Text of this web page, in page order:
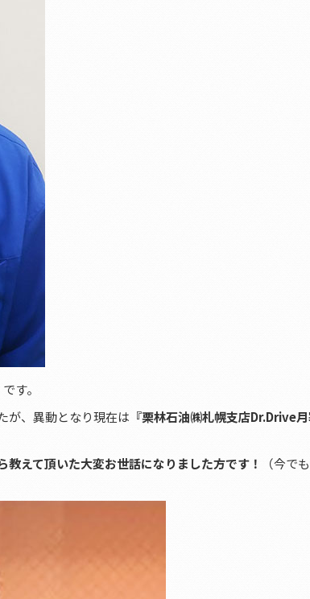
です。
が、異動となり現在は 『栗林石油㈱札幌支店Dr.Drive月
教えて頂いた大変お世話になりました方です！
（今で